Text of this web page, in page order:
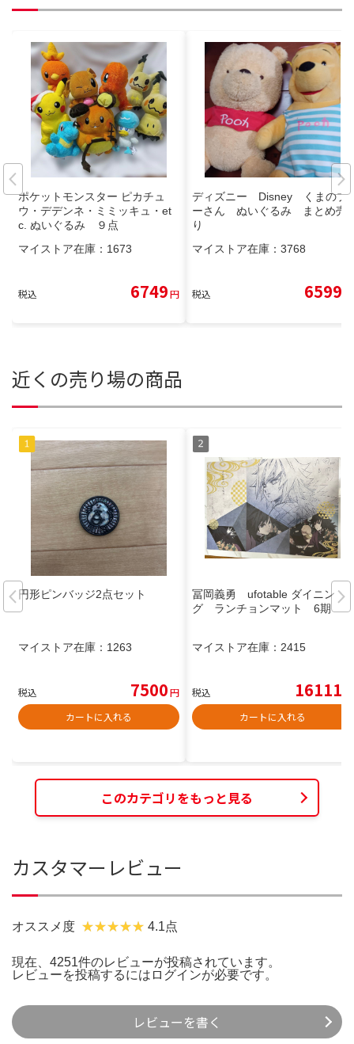
ポケットモンスター ピカチュ
ウ・デデンネ・ミミッキュ・et
c. ぬいぐるみ ９点
マイストア在庫： 1673
税込 6749円
ディズニー Disney くまのプ
ーさん ぬいぐるみ まとめ売
り
マイストア在庫： 3768
税込 6599
近くの売り場の商品
円形ピンバッジ2点セット
マイストア在庫： 1263
税込 7500円
カートに入れる
冨岡義勇 ufotable ダイニン
グ ランチョンマット 6期
マイストア在庫： 2415
税込 16111
カートに入れる
このカテゴリをもっと見る
カスタマーレビュー
オススメ度 4.1点
現在、4251件のレビューが投稿されています。
レビューを投稿するには ログインが必要です。
レビューを書く